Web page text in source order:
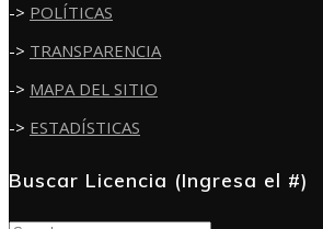
-> POLÍTICAS
-> TRANSPARENCIA
-> MAPA DEL SITIO
-> ESTADÍSTICAS
Buscar Licencia (Ingresa el #)